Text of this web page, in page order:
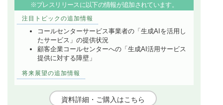
※プレスリリースに以下の情報が追加されています。
注目トピックの追加情報
コールセンターサービス事業者の「生成AIを活用し
たサービス」の提供状況
顧客企業コールセンターへの「生成AI活用サービス
提供に対する障壁」
将来展望の追加情報
資料詳細・ご購入はこちら